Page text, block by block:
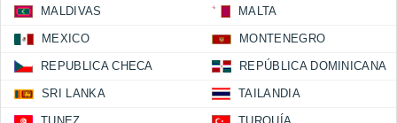
MALDIVAS MALTA
MEXICO MONTENEGRO
REPUBLICA CHECA REPÚBLICA DOMINICANA
SRI LANKA TAILANDIA